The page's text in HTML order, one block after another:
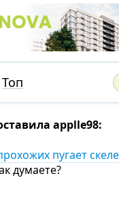
Топ
applle98:
пугает
думаете?